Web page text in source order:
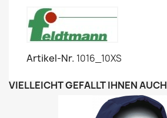
Artikel-Nr. 1016_10XS
VIELLEICHT GEFÄLLT IHNEN AUCH